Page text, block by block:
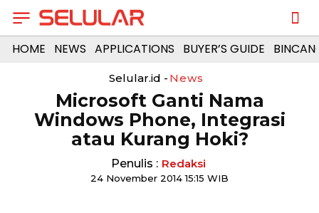
HOME NEWS APPLICATIONS BUYER’S GUIDE
Selular.id - News
Microsoft Ganti Nama
Windows Phone, Integrasi
atau Kurang Hoki?
Penulis : Redaksi
24 November 2014 15:15 WIB